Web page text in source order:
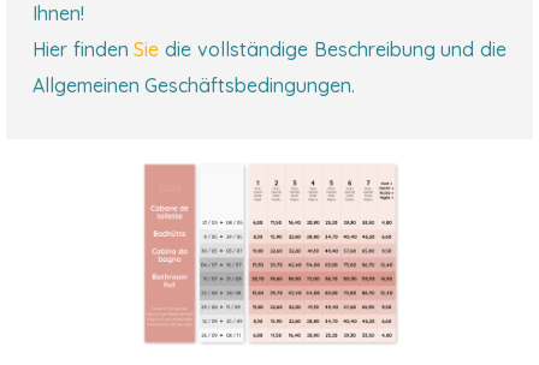
Ihnen!
Hier finden Sie die vollständige Beschreibung und die
Allgemeinen Geschäftsbedingungen.